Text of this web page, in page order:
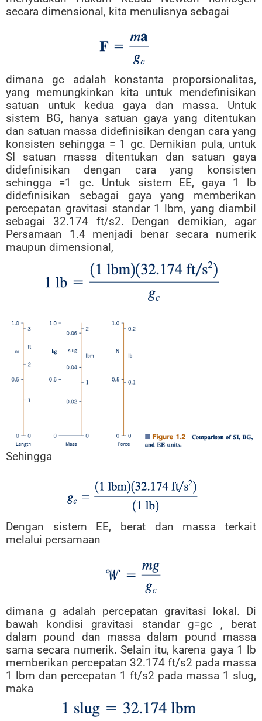
secara dimensional, kita menulisnya sebagai
dimana gc adalah konstanta proporsionalitas,
yang memungkinkan kita untuk mendefinisikan
satuan untuk kedua gaya dan massa. Untuk
sistem BG, hanya satuan gaya yang ditentukan
dan satuan massa didefinisikan dengan cara yang
konsisten sehingga = 1 gc. Demikian pula, untuk
SI satuan massa ditentukan dan satuan gaya
didefinisikan dengan cara yang konsisten
sehingga =1 gc. Untuk sistem EE, gaya 1 lb
didefinisikan sebagai gaya yang memberikan
percepatan gravitasi standar 1 lbm, yang diambil
sebagai 32.174 ft/s2. Dengan demikian, agar
Persamaan 1.4 menjadi benar secara numerik
maupun dimensional,
Sehingga
Dengan sistem EE, berat dan massa terkait
melalui persamaan
dimana g adalah percepatan gravitasi lokal. Di
bawah kondisi gravitasi standar g=gc , berat
dalam pound dan massa dalam pound massa
sama secara numerik. Selain itu, karena gaya 1 lb
memberikan percepatan 32.174 ft/s2 pada massa
1 lbm dan percepatan 1 ft/s2 pada massa 1 slug,
maka